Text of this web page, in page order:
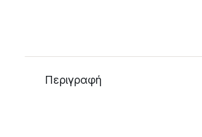
Περιγραφή